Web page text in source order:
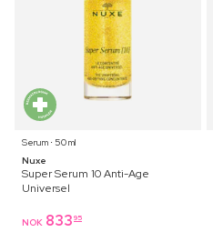
Serum ⋅ 50 ml
Nuxe
Super Serum 10 Anti-Age
Universel
NOK 833 95